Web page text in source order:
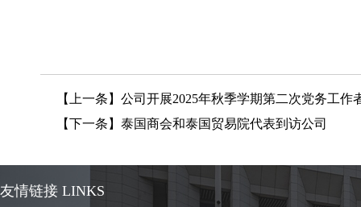
【上一条】 公司开展2025年秋季学期第二次党务工作
【下一条】 泰国商会和泰国贸易院代表到访公司
友情链接 LINKS